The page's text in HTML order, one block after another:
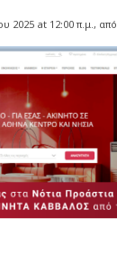
2025 at 12:00 π.μ., από